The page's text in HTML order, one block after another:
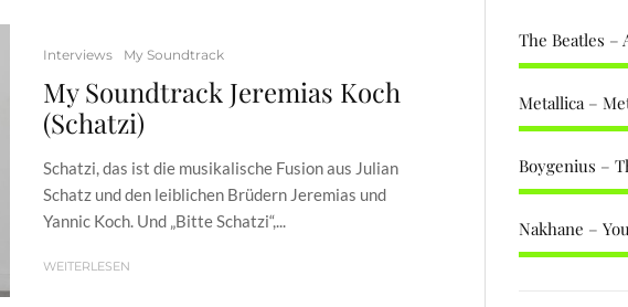
Interviews My Soundtrack
My Soundtrack Jeremias Koch
(Schatzi)
Schatzi, das ist die musikalische Fusion aus Julian
Schatz und den leiblichen Brüdern Jeremias und
Yannic Koch. Und „Bitte Schatzi“,...
WEITERLESEN
The Beatles –
Metallica –
Boygenius –
Nakhane –